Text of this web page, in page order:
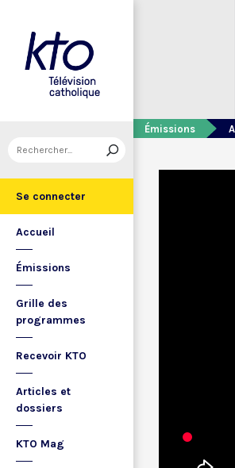
Se connecter
Accueil
Émissions
Grille des
programmes
Recevoir KTO
Articles et
dossiers
KTO Mag
Émissions